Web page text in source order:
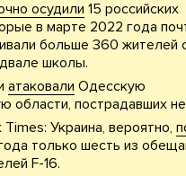
осудили 15 российских
в марте 2022 года
больше 360 жителей
школы.
атаковали Одесскую
области, пострадавших
Украина, вероятно,
только шесть из
F-16.